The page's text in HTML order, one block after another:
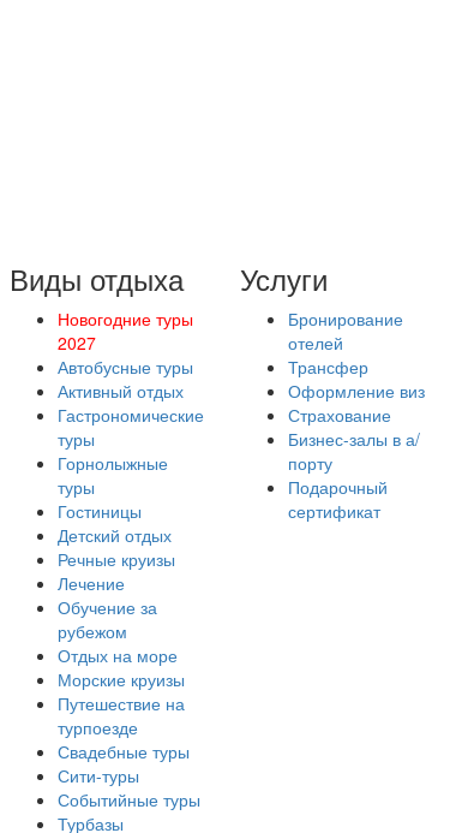
Виды отдыха
Новогодние туры
2027
Автобусные туры
Активный отдых
Гастрономические
туры
Горнолыжные
туры
Гостиницы
Детский отдых
Речные круизы
Лечение
Обучение за
рубежом
Отдых на море
Морские круизы
Путешествие на
турпоезде
Свадебные туры
Сити-туры
Событийные туры
Турбазы
Услуги
Бронирование
отелей
Трансфер
Оформление виз
Страхование
Бизнес-залы в а/
порту
Подарочный
сертификат